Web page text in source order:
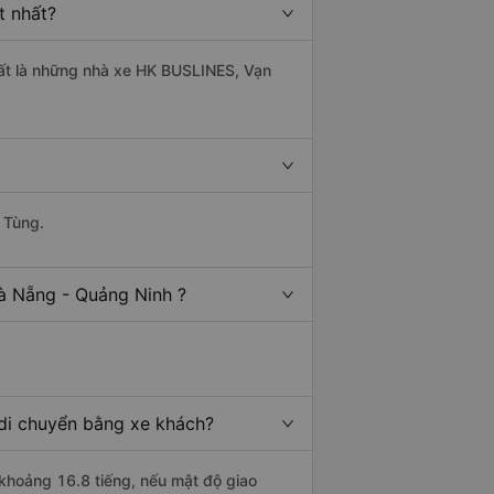
nhất?
những nhà xe HK BUSLINES, Vạn
Nẵng - Quảng Ninh ?
chuyển bằng xe khách?
16.8 tiếng, nếu mật độ giao